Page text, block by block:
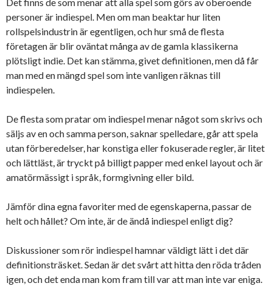
Det finns de som menar att alla spel som görs av oberoende
personer är indiespel. Men om man beaktar hur liten
rollspelsindustrin är egentligen, och hur små de flesta
företagen är blir oväntat många av de gamla klassikerna
plötsligt indie. Det kan stämma, givet definitionen, men då får
man med en mängd spel som inte vanligen räknas till
indiespelen.
De flesta som pratar om indiespel menar något som skrivs och
säljs av en och samma person, saknar spelledare, går att spela
utan förberedelser, har konstiga eller fokuserade regler, är litet
och lättläst, är tryckt på billigt papper med enkel layout och är
amatörmässigt i språk, formgivning eller bild.
Jämför dina egna favoriter med de egenskaperna, passar de
helt och hållet? Om inte, är de ändå indiespel enligt dig?
Diskussioner som rör indiespel hamnar väldigt lätt i det där
definitionsträsket. Sedan är det svårt att hitta den röda tråden
igen, och det enda man kom fram till var att man inte var eniga.